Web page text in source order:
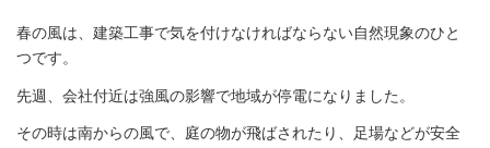
春の風は、建築工事で気を付けなければならない自然現象のひと
つです。
先週、会社付近は強風の影響で地域が停電になりました。
その時は南からの風で、庭の物が飛ばされたり、足場などが安全